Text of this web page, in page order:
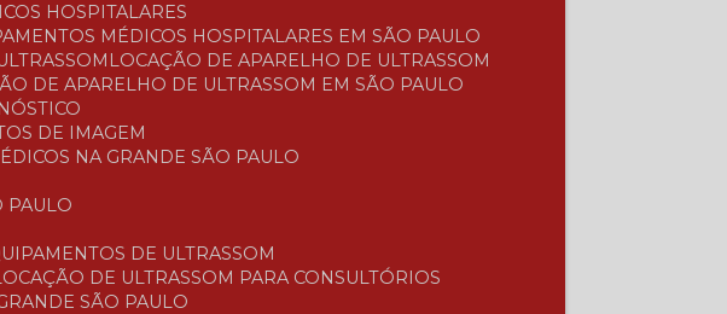
HOSPITALARES
MÉDICOS HOSPITALARES EM SÃO PAULO
LOCAÇÃO DE APARELHO DE ULTRASSOM
DE APARELHO DE ULTRASSOM EM SÃO PAULO
DE IMAGEM
NA GRANDE SÃO PAULO
PAULO
DE ULTRASSOM
LOCAÇÃO DE ULTRASSOM PARA CONSULTÓRIOS
SÃO PAULO